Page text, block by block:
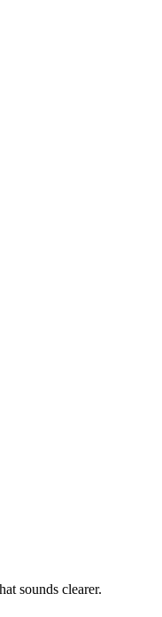
sounds clearer.